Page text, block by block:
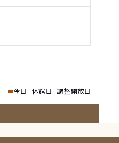
今日 休館日 調整開放日